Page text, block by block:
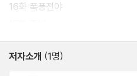
16화 폭풍전야
저자소개 (1명)